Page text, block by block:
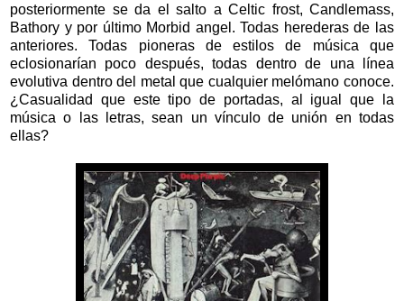
posteriormente se da el salto a Celtic frost, Candlemass,
Bathory y por último Morbid angel. Todas herederas de las
anteriores. Todas pioneras de estilos de música que
eclosionarían poco después, todas dentro de una línea
evolutiva dentro del metal que cualquier melómano conoce.
¿Casualidad que este tipo de portadas, al igual que la
música o las letras, sean un vínculo de unión en todas
ellas?